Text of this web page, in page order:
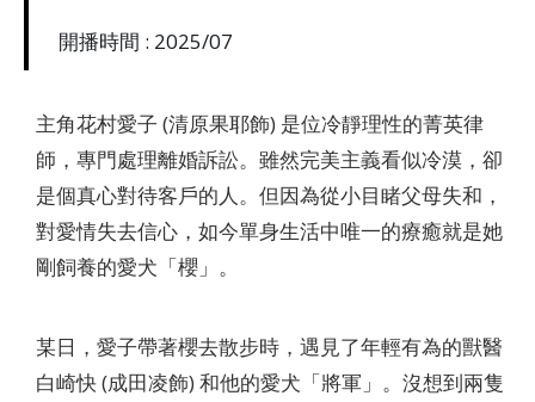
開播時間 : 2025/07
主角花村愛子 (清原果耶飾) 是位冷靜理性的菁英律
師，專門處理離婚訴訟。雖然完美主義看似冷漠，卻
是個真心對待客戶的人。但因為從小目睹父母失和，
對愛情失去信心，如今單身生活中唯一的療癒就是她
剛飼養的愛犬「櫻」。
某日，愛子帶著櫻去散步時，遇見了年輕有為的獸醫
白崎快 (成田凌飾) 和他的愛犬「將軍」。沒想到兩隻